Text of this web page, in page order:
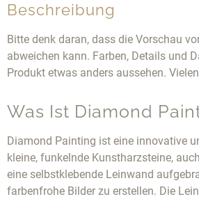
Beschreibung
Bitte denk daran, dass die Vorschau
abweichen kann. Farben, Details und
Produkt etwas anders aussehen.
Was Ist Diamond
Diamond Painting ist eine innovative
kleine, funkelnde Kunstharzsteine,
eine selbstklebende Leinwand
farbenfrohe Bilder zu erstellen. Die